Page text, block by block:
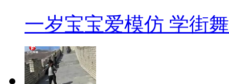
一岁宝宝爱模仿 学街